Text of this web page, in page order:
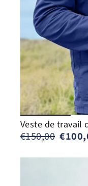
Veste de travail
Prix
€150,00 Prix